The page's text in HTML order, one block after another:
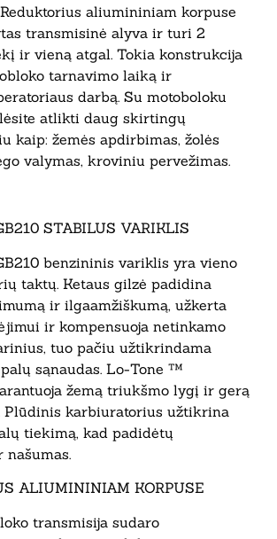
aliumininiam korpuse
transmisinė alyva ir turi 2
ir vieną atgal. Tokia konstrukcija
tarnavimo laiką ir
darbą. Su motoboloku
atlikti daug skirtingų
kaip: žemės apdirbimas, žolės
valymas, kroviniu pervežimas.
STABILUS VARIKLIS
benzininis variklis yra vieno
taktų. Ketaus gilzė padidina
ir ilgaamžiškumą, užkerta
ir kompensuoja netinkamo
tuo pačiu užtikrindama
sąnaudas. Lo-Tone ™
žemą triukšmo lygį ir gerą
Plūdinis karbiuratorius užtikrina
tiekimą, kad padidėtų
ALIUMININIAM KORPUSE
transmisija sudaro